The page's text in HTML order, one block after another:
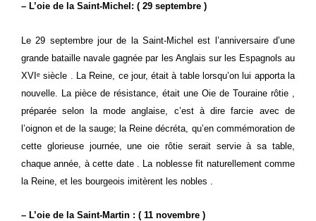
– L’oie de la Saint-Michel: ( 29 septembre )
Le 29 septembre jour de la Saint-Michel est l’anniversaire d’une
grande bataille navale gagnée par les Anglais sur les Espagnols au
XVIᵉ siècle . La Reine, ce jour, était à table lorsqu’on lui apporta la
nouvelle. La pièce de résistance, était une Oie de Touraine rôtie ,
préparée selon la mode anglaise, c’est à dire farcie avec de
l’oignon et de la sauge; la Reine décréta, qu’en commémoration de
cette glorieuse journée, une oie rôtie serait servie à sa table,
chaque année, à cette date . La noblesse fit naturellement comme
la Reine, et les bourgeois imitèrent les nobles .
– L’oie de la Saint-Martin : ( 11 novembre )